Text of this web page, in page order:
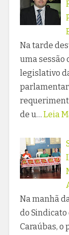
Na tarde
uma
legislativo
de u… Leia
Na manhã
do Sindicato
Caraúbas, o